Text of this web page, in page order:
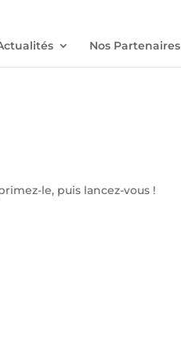
Nos Partenaires
le, puis lancez-vous !